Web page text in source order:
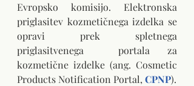
Evropsko komisijo. Elektronska
priglasitev kozmetičnega izdelka se
opravi prek spletnega
priglasitvenega  portala za
kozmetične izdelke (ang. Cosmetic
Products Notification Portal, CPNP).